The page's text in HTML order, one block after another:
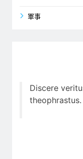
軍事
Discere